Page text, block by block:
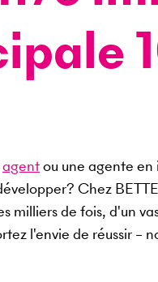
agentou une agente en
Chez
milliers de fois, d'un
l'envie de réussir –